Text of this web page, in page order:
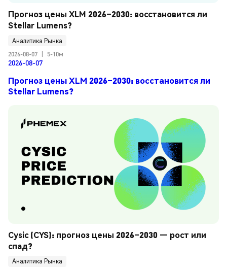
Прогноз цены XLM 2026–2030: восстановится ли
Stellar Lumens?
Аналитика Рынка
2026-08-07
5-10м
2026-08-07
Прогноз цены XLM 2026–2030: восстановится ли
Stellar Lumens?
Cysic (CYS): прогноз цены 2026–2030 — рост или
спад?
Аналитика Рынка